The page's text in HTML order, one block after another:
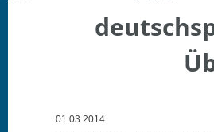
01.03.2014